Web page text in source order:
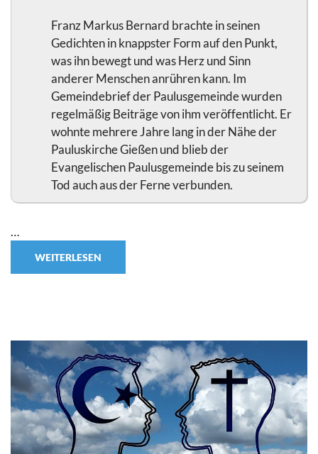
Franz Markus Bernard brachte in seinen
Gedichten in knappster Form auf den Punkt,
was ihn bewegt und was Herz und Sinn
anderer Menschen anrühren kann. Im
Gemeindebrief der Paulusgemeinde wurden
regelmäßig Beiträge von ihm veröffentlicht. Er
wohnte mehrere Jahre lang in der Nähe der
Pauluskirche Gießen und blieb der
Evangelischen Paulusgemeinde bis zu seinem
Tod auch aus der Ferne verbunden.
…
WEITERLESEN